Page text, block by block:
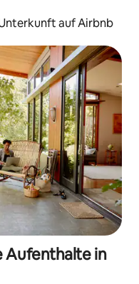
auf Airbnb
Aufenthalte in